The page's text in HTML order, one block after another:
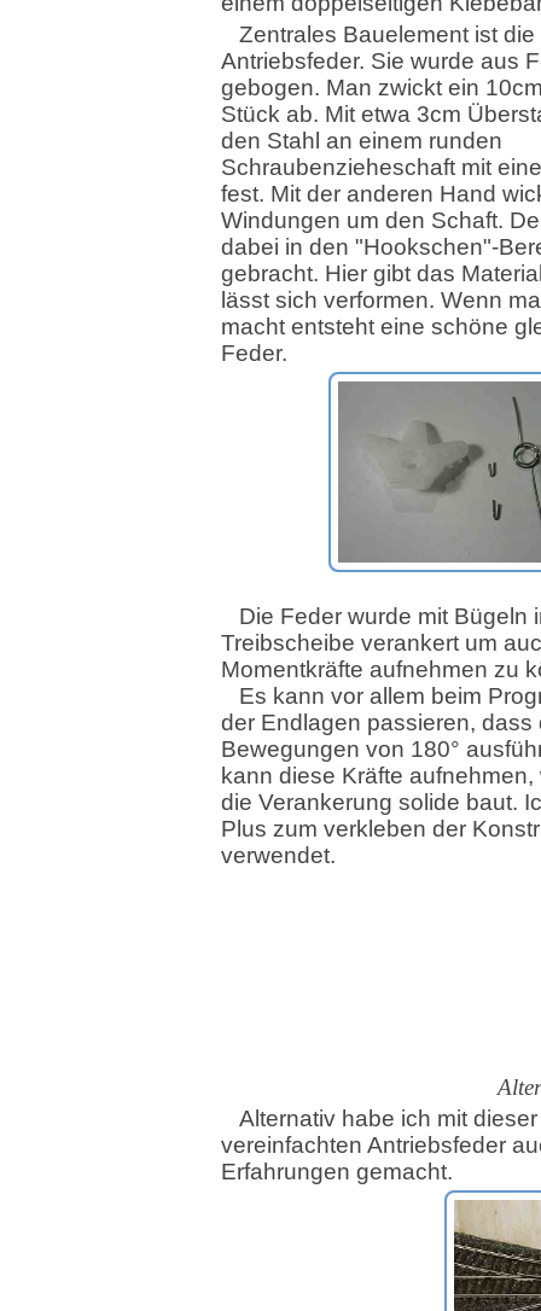
Zentrales Bauelement ist die
Antriebsfeder. Sie wurde aus
gebogen. Man zwickt ein
Stück ab. Mit etwa 3cm
den Stahl an einem runden
Schraubenzieheschaft mit
fest. Mit der anderen Hand
Windungen um den Schaft.
dabei in den "Hookschen"-
gebracht. Hier gibt das
lässt sich verformen. Wenn
macht entsteht eine schöne
Feder.
Die Feder wurde mit Bügeln
Treibscheibe verankert um
Momentkräfte aufnehmen zu
Es kann vor allem beim
der Endlagen passieren, dass
Bewegungen von 180°
kann diese Kräfte
die Verankerung solide baut.
Plus zum verkleben der
verwendet.
Alternativ habe ich mit dieser
vereinfachten Antriebsfeder
Erfahrungen gemacht.